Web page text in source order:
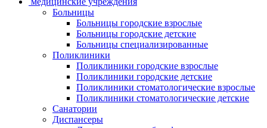
Больницы
Больницы городские взрослые
Больницы городские детские
Больницы специализированные
Поликлиники
Поликлиники городские взрослые
Поликлиники городские детские
Поликлиники стоматологические взрослые
Поликлиники стоматологические детские
Санатории
Диспансеры